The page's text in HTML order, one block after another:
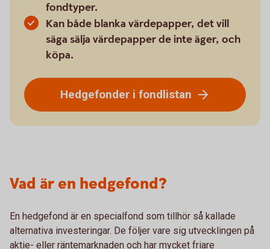
fondtyper.
Kan både blanka värdepapper, det vill
säga sälja värdepapper de inte äger, och
köpa.
Hedgefonder i fondlistan
Vad är en hedgefond?
En hedgefond är en specialfond som tillhör så kallade
alternativa investeringar. De följer vare sig utvecklingen på
aktie- eller räntemarknaden och har mycket friare